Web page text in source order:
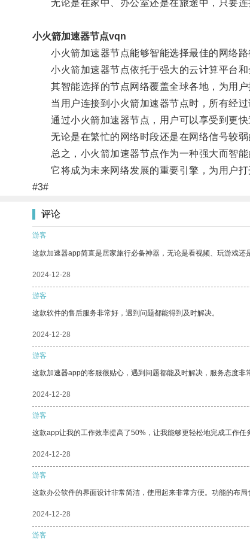
无论是在家中、办公室还是在旅途中，只要连
小火箭加速器节点vqn
小火箭加速器节点能够智能选择最佳的网络路
小火箭加速器节点依托于强大的云计算平台和
其智能选择的节点网络覆盖全球各地，为用户
当用户连接到小火箭加速器节点时，所有经过
通过小火箭加速器节点，用户可以享受到更快
无论是在繁忙的网络时段还是在网络信号较弱
总之，小火箭加速器节点作为一种强大而智能
它将成为未来网络发展的重要引擎，为用户打
#3#
评论
游客
这款加速器app简直是居家旅行必备神器，无论是看视频、玩游戏还
2024-12-28
游客
这款软件的售后服务非常好，遇到问题都能得到及时解决。
2024-12-28
游客
这款加速器app的客服很贴心，遇到问题都能及时解决，服务态度非
2024-12-28
游客
这款app让我的工作效率提高了50%，让我能够更轻松地完成工作
2024-12-28
游客
这款办公软件的界面设计非常简洁，使用起来非常方便。功能的布局
2024-12-28
游客